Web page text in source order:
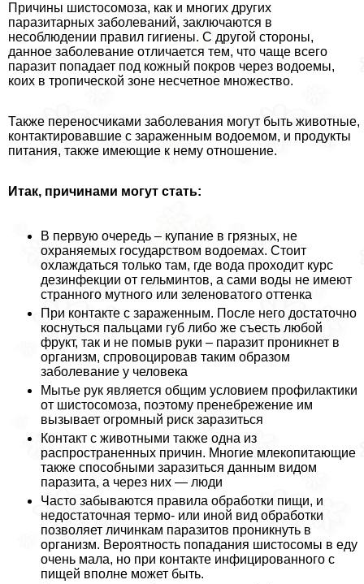
Причины шистосомоза, как и многих других
паразитарных заболеваний, заключаются в
несоблюдении правил гигиены. С другой стороны,
данное заболевание отличается тем, что чаще всего
паразит попадает под кожный покров через водоемы,
коих в тропической зоне несчетное множество.
Также переносчиками заболевания могут быть животные,
контактировавшие с зараженным водоемом, и продукты
питания, также имеющие к нему отношение.
Итак, причинами могут стать:
В первую очередь – купание в грязных, не
охраняемых государством водоемах. Стоит
охлаждаться только там, где вода проходит курс
дезинфекции от гельминтов, а сами воды не имеют
странного мутного или зеленоватого оттенка
При контакте с зараженным. После него достаточно
коснуться пальцами губ либо же съесть любой
фрукт, так и не помыв руки – паразит проникнет в
организм, спровоцировав таким образом
заболевание у человека
Мытье рук является общим условием профилактики
от шистосомоза, поэтому пренебрежение им
вызывает огромный риск заразиться
Контакт с животными также одна из
распространенных причин. Многие млекопитающие
также способными заразиться данным видом
паразита, а через них — люди
Часто забываются правила обработки пищи, и
недостаточная термо- или иной вид обработки
позволяет личинкам паразитов проникнуть в
организм. Вероятность попадания шистосомы в еду
очень мала, но при контакте инфицированного с
пищей вполне может быть.